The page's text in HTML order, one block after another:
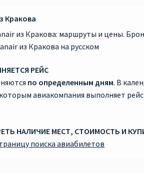
Кракова
из Кракова: маршруты и цены.
из Кракова на русском
РЕЙС
по определенным дням. В
авиакомпания выполняет
НАЛИЧИЕ МЕСТ, СТОИМОСТЬ И
поиска авиабилетов